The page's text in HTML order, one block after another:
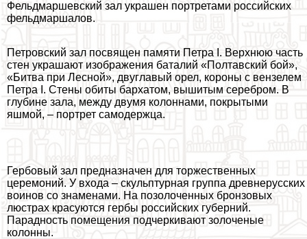
Фельдмаршевский зал украшен портретами российских
фельдмаршалов.
Петровский зал посвящен памяти Петра I. Верхнюю часть
стен украшают изображения баталий «Полтавский бой»,
«Битва при Лесной», двуглавый орел, короны с вензелем
Петра I. Стены обиты бархатом, вышитым серебром. В
глубине зала, между двумя колоннами, покрытыми
яшмой, – портрет самодержца.
Гербовый зал предназначен для торжественных
церемоний. У входа – скульптурная группа древнерусских
воинов со знаменами. На позолоченных бронзовых
люстрах красуются гербы российских губерний.
Парадность помещения подчеркивают золоченые
колонны.